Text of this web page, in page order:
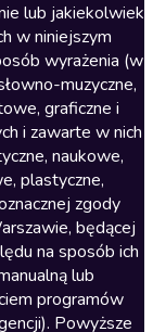
lub jakiekolwiek
w niniejszym
wyrażenia (w
muzyczne,
graficzne i
i zawarte w nich
naukowe,
plastyczne,
zgody
będącej
na sposób ich
lub
programów
Powyższe